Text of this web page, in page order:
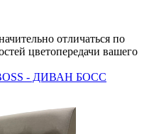
отличаться по
цветопередачи вашего
- ДИВАН БОСС